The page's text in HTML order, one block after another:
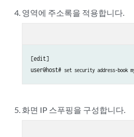
영역에 주소록을 적용합니다.
[edit]
user@host# set security address-book
화면 IP 스푸핑을 구성합니다.